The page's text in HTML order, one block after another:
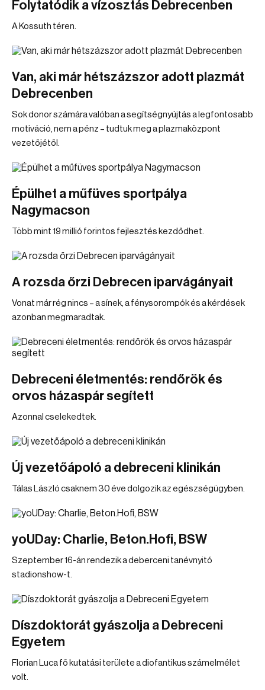
Folytatódik a vízosztás Debrecenben
A Kossuth téren.
Van, aki már hétszázszor adott plazmát
Debrecenben
Sok donor számára valóban a segítségnyújtás a legfontosabb
motiváció, nem a pénz – tudtuk meg a plazmaközpont
vezetőjétől.
Épülhet a műfüves sportpálya
Nagymacson
Több mint 19 millió forintos fejlesztés kezdődhet.
A rozsda őrzi Debrecen iparvágányait
Vonat már rég nincs – a sínek, a fénysorompók és a kérdések
azonban megmaradtak.
Debreceni életmentés: rendőrök és
orvos házaspár segített
Azonnal cselekedtek.
Új vezetőápoló a debreceni klinikán
Tálas László csaknem 30 éve dolgozik az egészségügyben.
yoUDay: Charlie, Beton.Hofi, BSW
Szeptember 16-án rendezik a deberceni tanévnyitó
stadionshow-t.
Díszdoktorát gyászolja a Debreceni
Egyetem
Florian Luca fő kutatási területe a diofantikus számelmélet
volt.